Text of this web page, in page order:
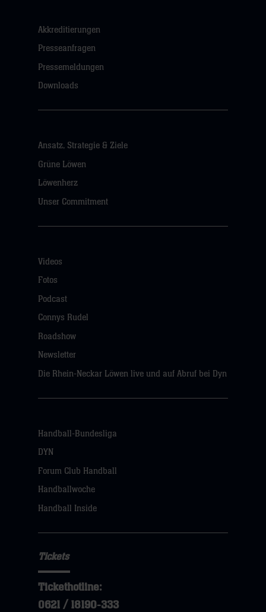
Akkreditierungen
Presseanfragen
Pressemeldungen
Downloads
Ansatz, Strategie & Ziele
Grüne Löwen
Löwenherz
Unser Commitment
Videos
Fotos
Podcast
Connys Rudel
Roadshow
Newsletter
Die Rhein-Neckar Löwen live und auf Abruf bei Dyn
Handball-Bundesliga
DYN
Forum Club Handball
Handballwoche
Handball Inside
Tickets
Tickethotline:
0621 / 18190-333